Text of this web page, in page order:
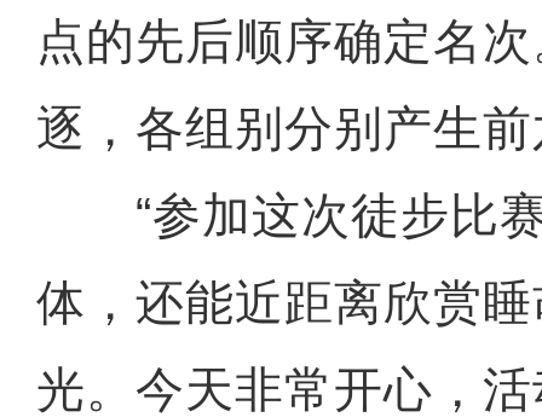
点的先后顺序确定名
逐，各组别分别产生
“参加这次徒步比赛
体，还能近距离欣赏
光。今天非常开心，